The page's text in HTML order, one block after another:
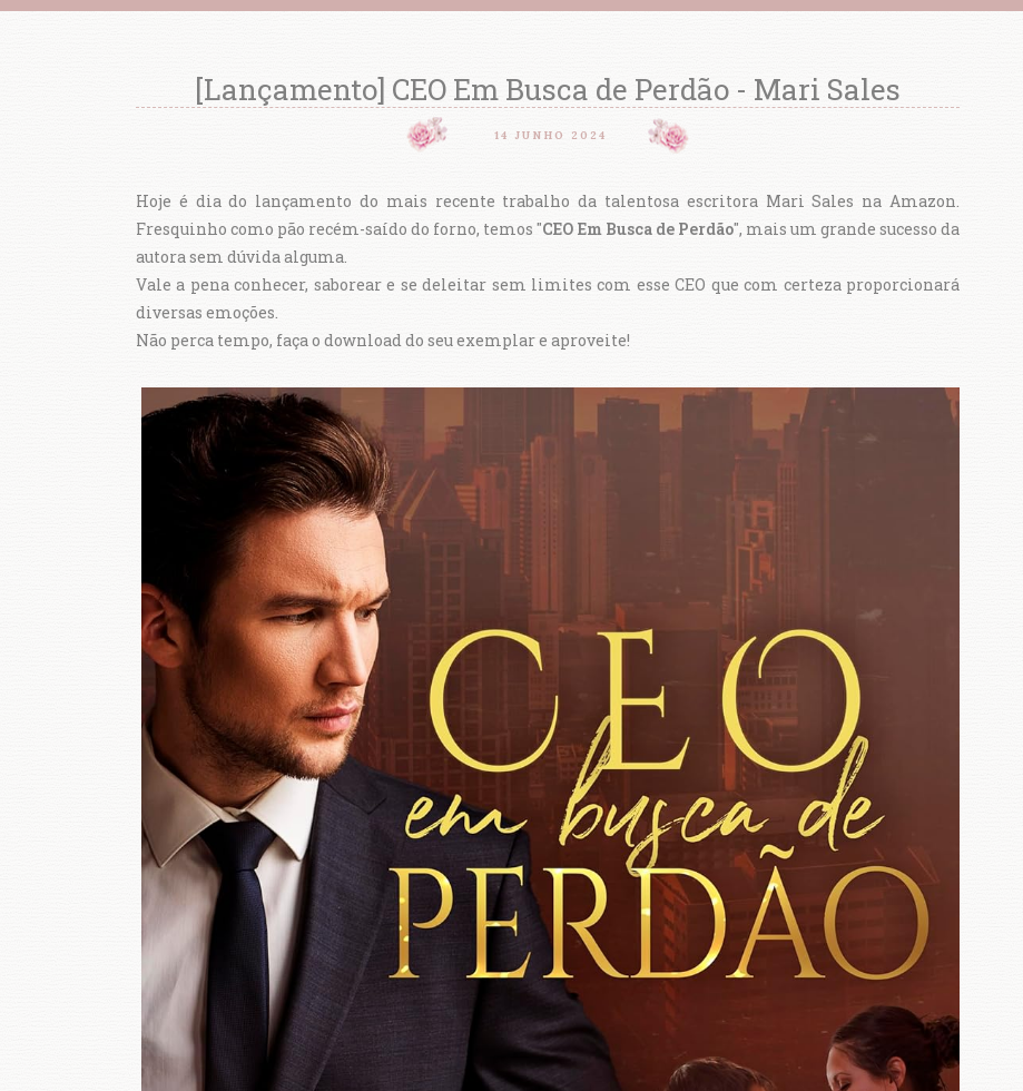
[Lançamento] CEO Em Busca de Perdão - Mari Sales
14 JUNHO 2024
Hoje é dia do lançamento do mais recente trabalho da talentosa escritora Mari Sales na Amazon.
Fresquinho como pão recém-saído do forno, temos "CEO Em Busca de Perdão", mais um grande sucesso da
autora sem dúvida alguma.
Vale a pena conhecer, saborear e se deleitar sem limites com esse CEO que com certeza proporcionará
diversas emoções.
Não perca tempo, faça o download do seu exemplar e aproveite!